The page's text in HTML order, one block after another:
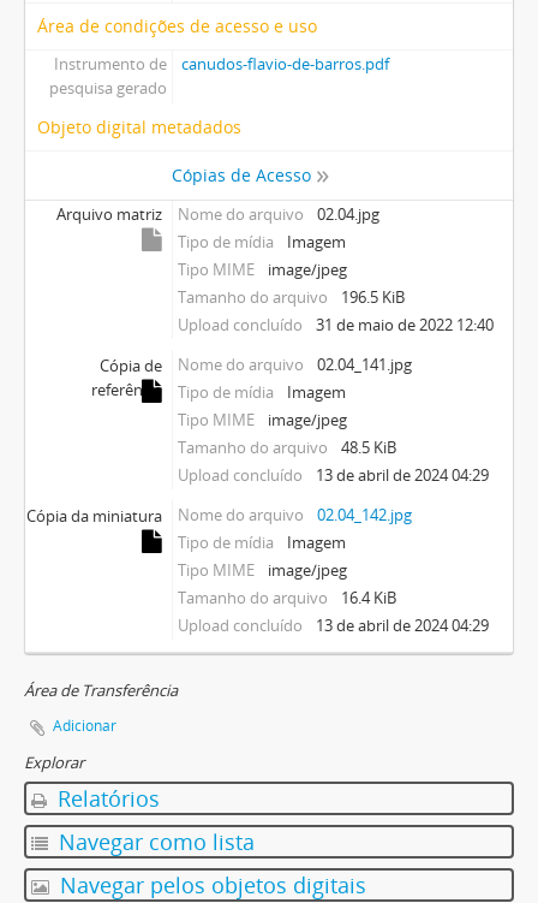
Área de condições de acesso e uso
Instrumento de
pesquisa gerado
canudos-flavio-de-barros.pdf
Objeto digital metadados
Cópias de Acesso
Arquivo matriz Nome do arquivo
02.04.jpg
Tipo de mídia
Imagem
Tipo MIME
image/jpeg
Tamanho do arquivo
196.5 KiB
Upload concluído
31 de maio de 2022 12:40
Cópia de
referência
Nome do arquivo
02.04_141.jpg
Tipo de mídia
Imagem
Tipo MIME
image/jpeg
Tamanho do arquivo
48.5 KiB
Upload concluído
13 de abril de 2024 04:29
Cópia da miniatura
Nome do arquivo
02.04_142.jpg
Tipo de mídia
Imagem
Tipo MIME
image/jpeg
Tamanho do arquivo
16.4 KiB
Upload concluído
13 de abril de 2024 04:29
Área de Transferência
Adicionar
Explorar
Relatórios
Navegar como lista
Navegar pelos objetos digitais